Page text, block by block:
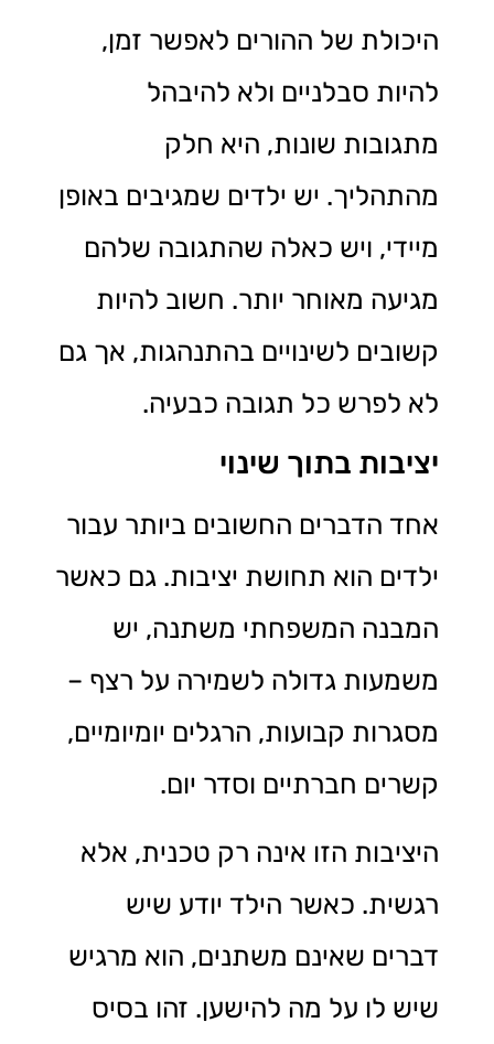
היכולת של ההורים לאפשר זמן,
להיות סבלניים ולא להיבהל
מתגובות שונות, היא חלק
מהתהליך. יש ילדים שמגיבים באופן
מיידי, ויש כאלה שהתגובה שלהם
מגיעה מאוחר יותר. חשוב להיות
קשובים לשינויים בהתנהגות, אך גם
לא לפרש כל תגובה כבעיה.
יציבות בתוך שינוי
אחד הדברים החשובים ביותר עבור
ילדים הוא תחושת יציבות. גם כאשר
המבנה המשפחתי משתנה, יש
משמעות גדולה לשמירה על רצף –
מסגרות קבועות, הרגלים יומיומיים,
קשרים חברתיים וסדר יום.
היציבות הזו אינה רק טכנית, אלא
רגשית. כאשר הילד יודע שיש
דברים שאינם משתנים, הוא מרגיש
שיש לו על מה להישען. זהו בסיס